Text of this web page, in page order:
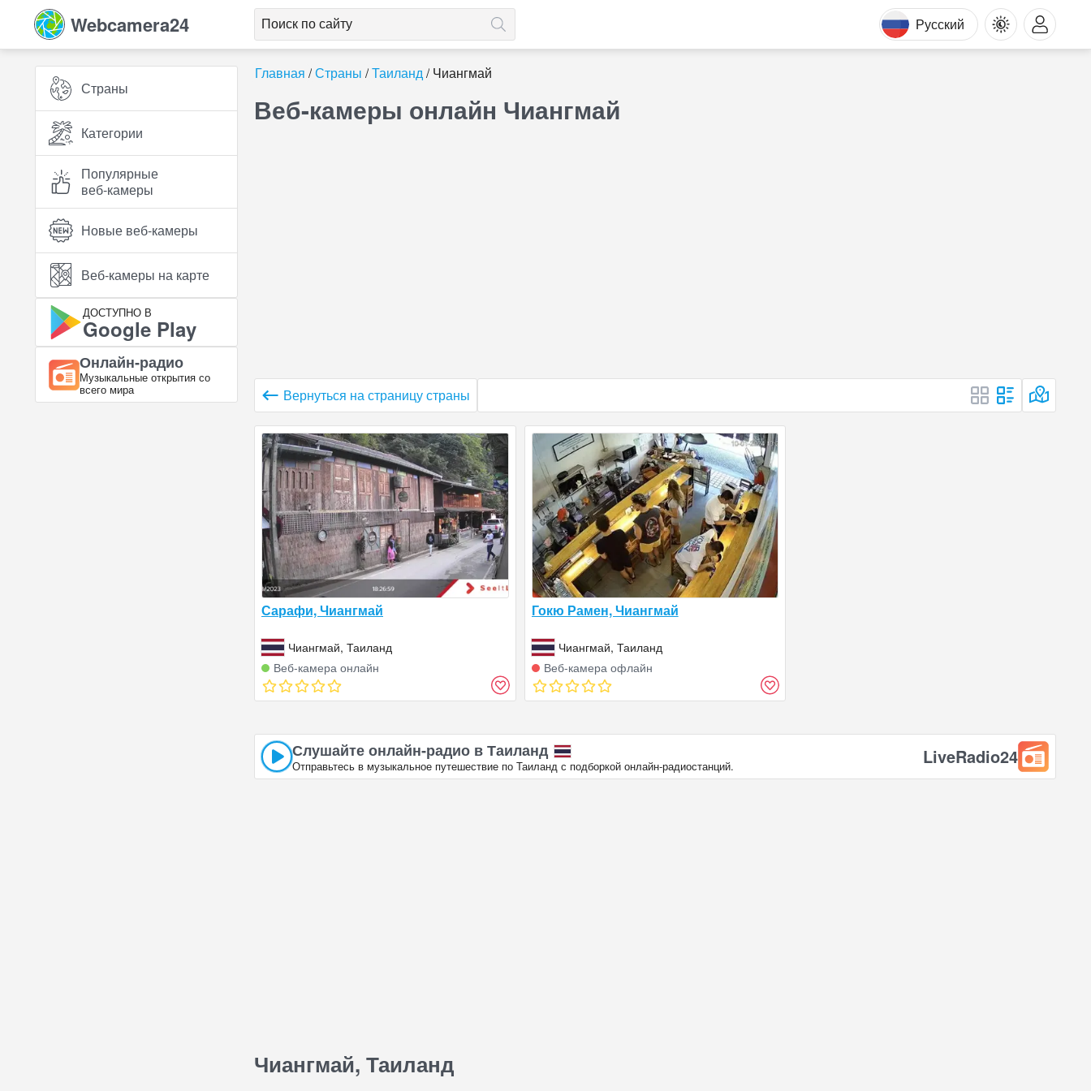
Webcamera24 Русский
Страны
Категории
Популярные
веб‑камеры
Новые веб‑камеры
Веб‑камеры на карте
ДОСТУПНО В
Google Play
Онлайн‑радио
Музыкальные открытия со
всего мира
Главная Страны Таиланд Чиангмай
Веб-камеры онлайн Чиангмай
Вернуться на страницу страны
Сарафи, Чиангмай
Чиангмай, Таиланд
Веб‑камера онлайн
Гокю Рамен, Чиангмай
Чиангмай, Таиланд
Веб‑камера офлайн
Слушайте онлайн‑радио в Таиланд
Отправьтесь в музыкальное путешествие по Таиланд с подборкой онлайн‑радиостанций. LiveRadio24
Чиангмай, Таиланд